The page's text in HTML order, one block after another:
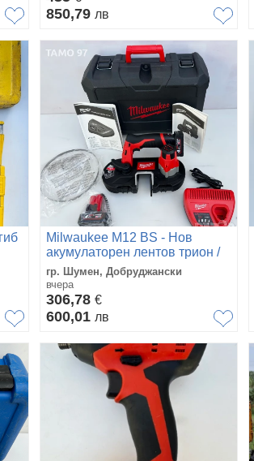
850,79 лв
Milwaukee M12 BS - Нов
акумулаторен лентов трион /
банцинг 2х12V 4.0Ah
гр. Шумен, Добруджански
вчера
306,78 €
600,01 лв